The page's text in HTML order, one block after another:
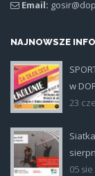
Email:
NAJNOWSZE
w
23
05